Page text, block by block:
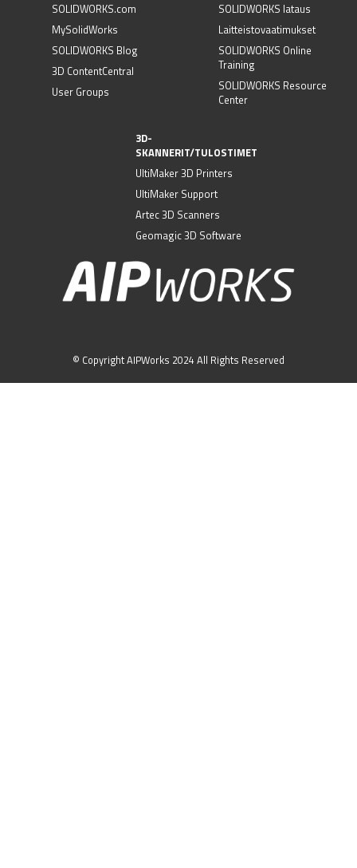
SOLIDWORKS.com
MySolidWorks
SOLIDWORKS Blog
3D ContentCentral
User Groups
SOLIDWORKS lataus
Laitteistovaatimukset
SOLIDWORKS Online
Training
SOLIDWORKS Resource
Center
3D-
SKANNERIT/TULOSTIMET
UltiMaker 3D Printers
UltiMaker Support
Artec 3D Scanners
Geomagic 3D Software
© Copyright AIPWorks 2024 All Rights Reserved